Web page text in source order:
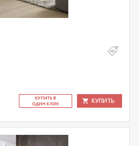
КУ­ПИТЬ В
ОДИН КЛИК
КУПИТЬ